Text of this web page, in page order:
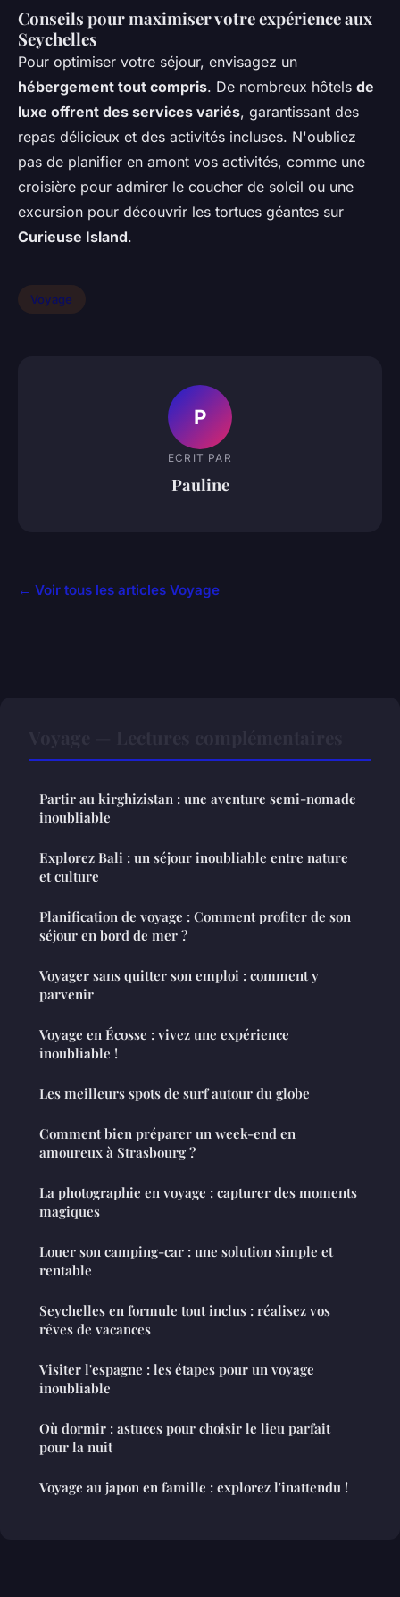
Conseils pour maximiser votre expérience aux
Seychelles
Pour optimiser votre séjour, envisagez un
hébergement tout compris. De nombreux hôtels de
luxe offrent des services variés, garantissant des
repas délicieux et des activités incluses. N'oubliez
pas de planifier en amont vos activités, comme une
croisière pour admirer le coucher de soleil ou une
excursion pour découvrir les tortues géantes sur
Curieuse Island.
Voyage
P
ECRIT PAR
Pauline
← Voir tous les articles Voyage
Partir au kirghizistan : une aventure semi-nomade
inoubliable
Explorez Bali : un séjour inoubliable entre nature
et culture
Planification de voyage : Comment profiter de son
séjour en bord de mer ?
Voyager sans quitter son emploi : comment y
parvenir
Voyage en Écosse : vivez une expérience
inoubliable !
Les meilleurs spots de surf autour du globe
Comment bien préparer un week-end en
amoureux à Strasbourg ?
La photographie en voyage : capturer des moments
magiques
Louer son camping-car : une solution simple et
rentable
Seychelles en formule tout inclus : réalisez vos
rêves de vacances
Visiter l'espagne : les étapes pour un voyage
inoubliable
Où dormir : astuces pour choisir le lieu parfait
pour la nuit
Voyage au japon en famille : explorez l'inattendu !